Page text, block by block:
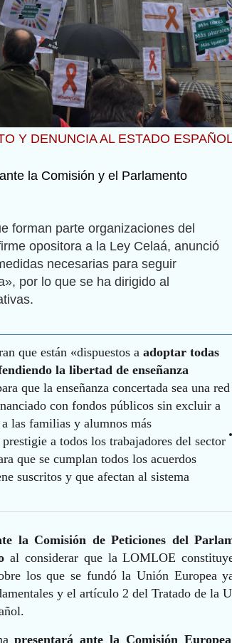
Y DENUNCIA AL ESTADO ESPAÑOL
la Comisión y el Parlamento
forman parte organizaciones del
opositora a la Ley Celaá, anunció
necesarias para seguir
por lo que se ha dirigido al
que están «dispuestos a adoptar todas
la libertad de enseñanza
que la enseñanza concertada sea una red
con fondos públicos sin excluir a
las familias y alumnos más
a todos los trabajadores del sector
que se cumplan todos los acuerdos
suscritos y que afectan al sistema
la Comisión de Peticiones del
al considerar que la LOMLOE
los que se fundó la Unión Europea
y el artículo 2 del Tratado de la
presentará ante la Comisión